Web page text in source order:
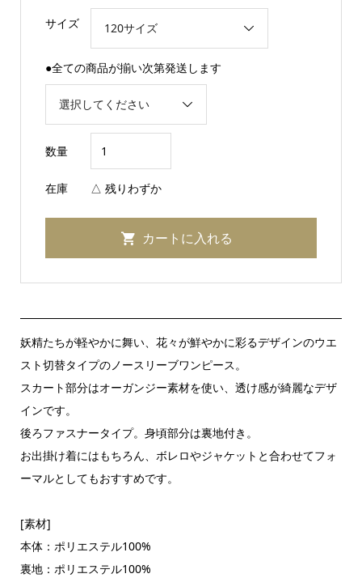
妖精たちが軽やかに舞い、花々が鮮やかに彩るデザインのウエ
スト切替タイプのノースリーブワンピース。
スカート部分はオーガンジー素材を使い、透け感が綺麗なデザ
インです。
後ろファスナータイプ。身頃部分は裏地付き。
お出掛け着にはもちろん、ボレロやジャケットと合わせてフォ
ーマルとしてもおすすめです。
[素材]
本体：ポリエステル100%
裏地：ポリエステル100%
サイズ
●全ての商品が揃い次第発送します
数量
在庫 △ 残りわずか